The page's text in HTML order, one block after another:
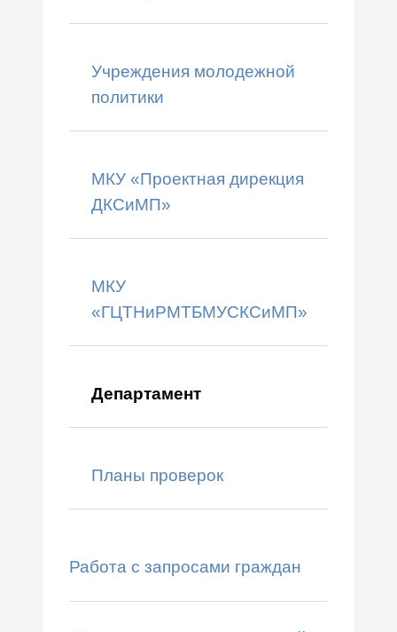
Учреждения молодежной
политики
МКУ «Проектная дирекция
ДКСиМП»
МКУ
«ГЦТНиРМТБМУСКСиМП»
Департамент
Планы проверок
Работа с запросами граждан